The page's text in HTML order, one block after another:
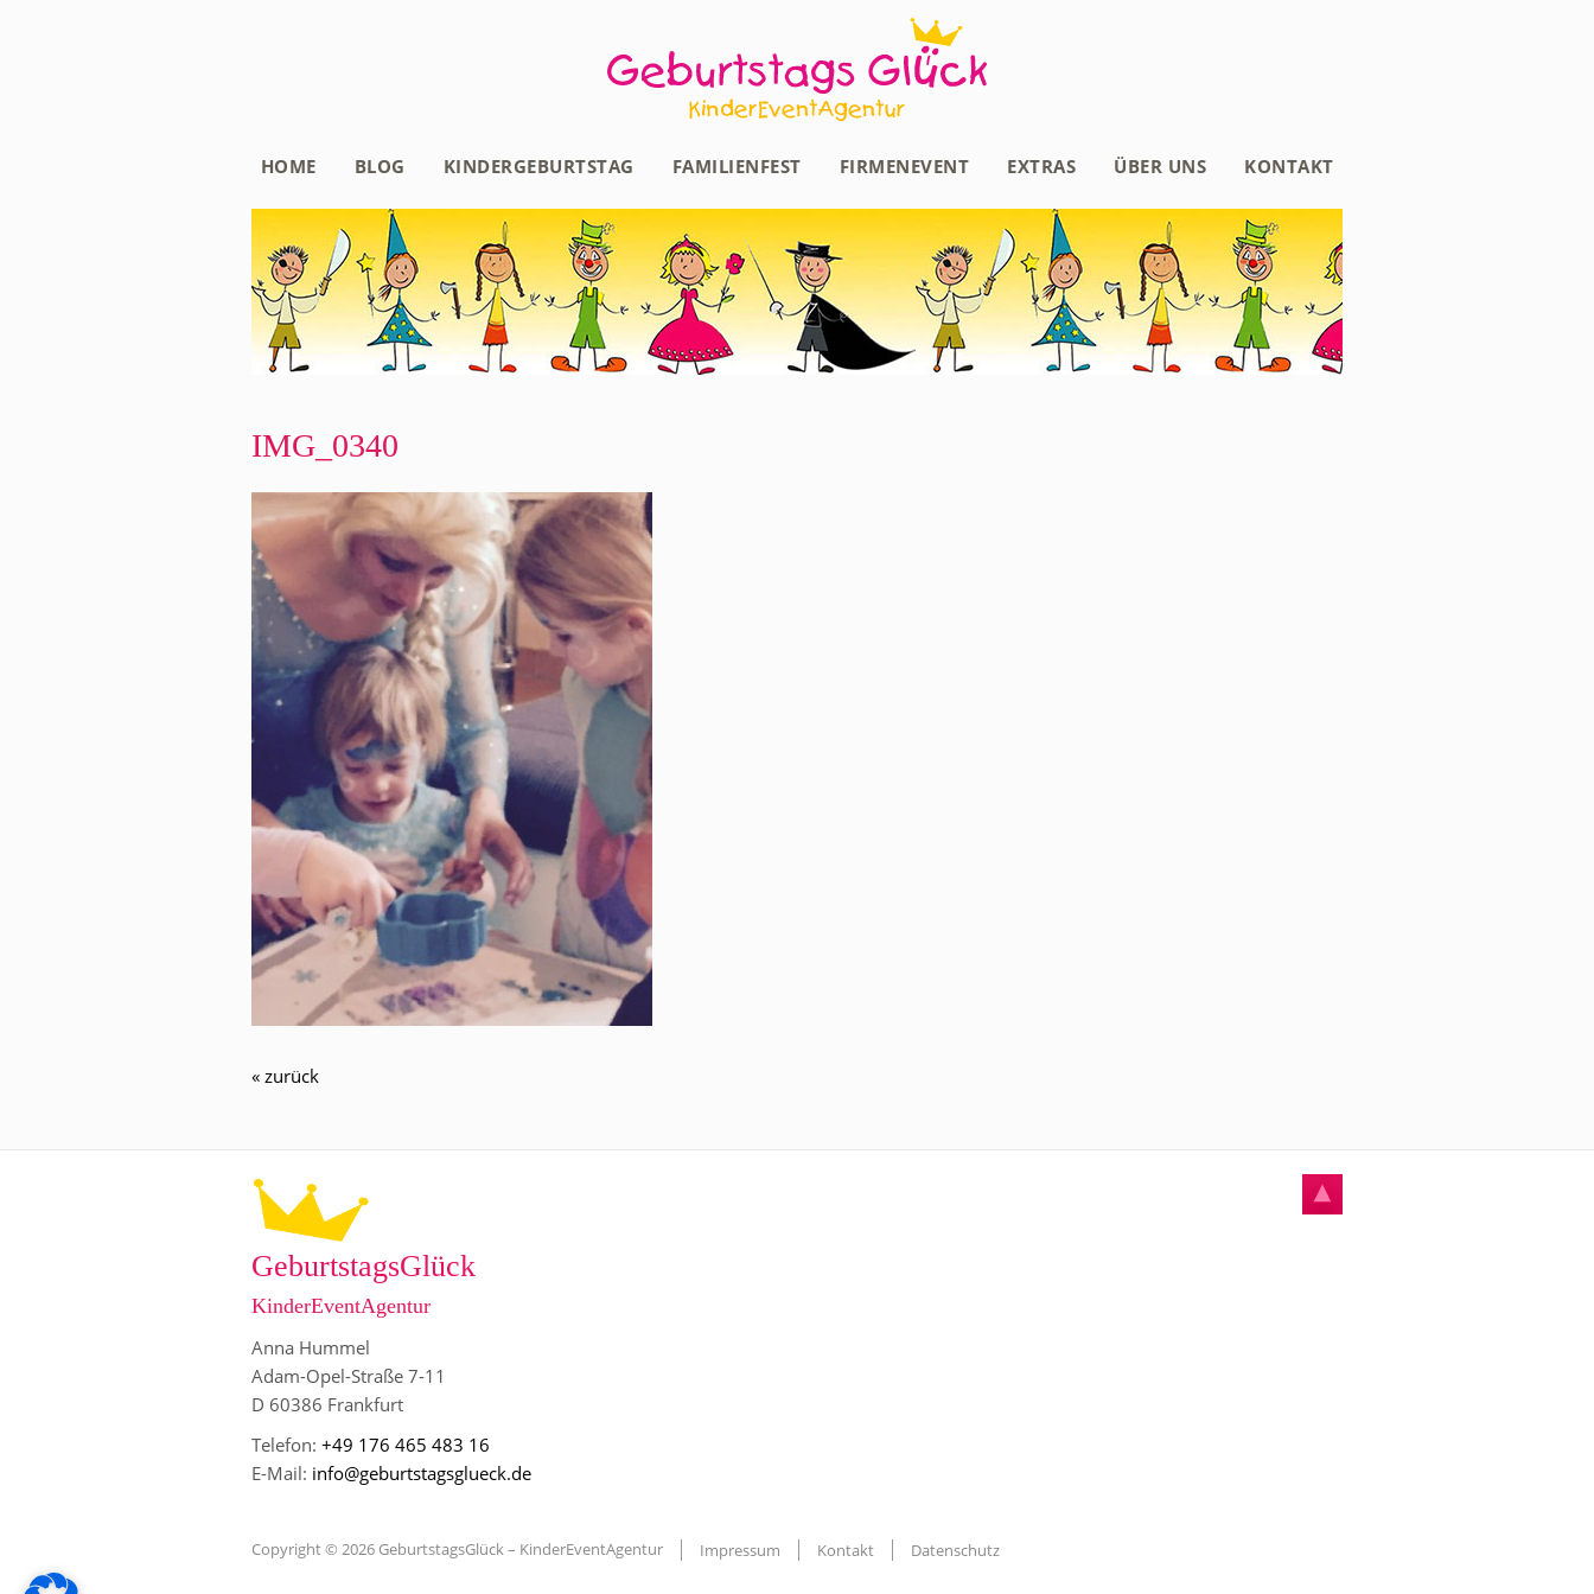
HOME BLOG KINDERGEBURTSTAG FAMILIENFEST FIRMENEVENT EXTRAS ÜBER UNS KONTAKT
IMG_0340
« zurück
GeburtstagsGlück
KinderEventAgentur
Anna Hummel
Adam-Opel-Straße 7-11
D 60386 Frankfurt
Telefon: +49 176 465 483 16
E-Mail: info@geburtstagsglueck.de
Copyright © 2026 GeburtstagsGlück – KinderEventAgentur Impressum Kontakt Datenschutz